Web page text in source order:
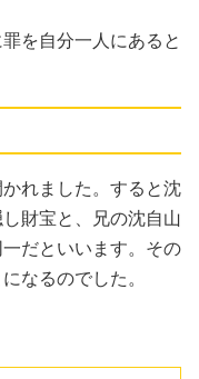
を自分一人にあると
れました。すると沈
財宝と、兄の沈自山
だといいます。その
なるのでした。